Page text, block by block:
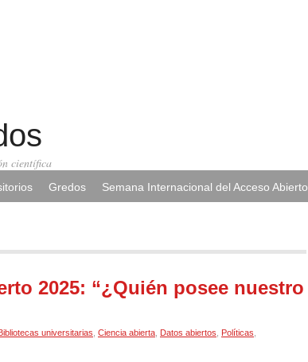
científica
Gredos Semana Internacional del Acceso Abierto
2025: “¿Quién posee nuestro
universitarias Ciencia abierta Datos abiertos Políticas